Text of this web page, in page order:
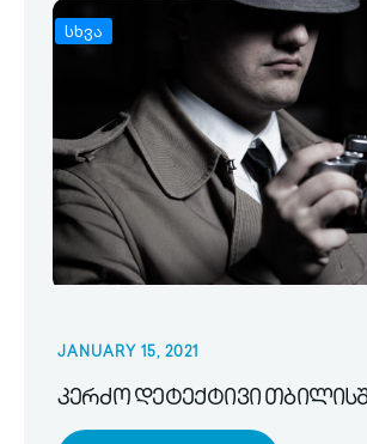
სხვა
JANUARY 15, 2021
კერძო დეტექტივი